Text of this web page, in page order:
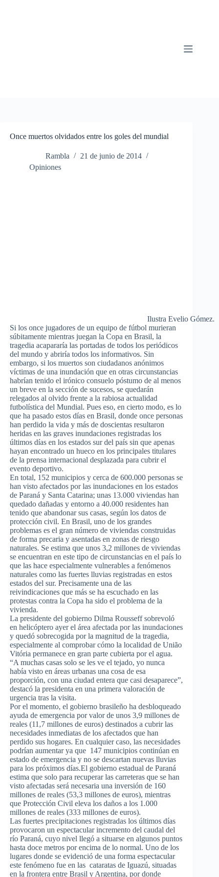
Once muertos olvidados entre los goles del mundial
Rambla
21 de junio de 2014
Opiniones
Ilustra Evelio Gómez.
Si los once jugadores de un equipo de fútbol murieran
súbitamente mientras juegan la Copa en Brasil, la
tragedia acapararía las portadas de todos los periódicos
del mundo y abriría todos los informativos. Sin
embargo, si los muertos son ciudadanos anónimos
víctimas de una inundación que en otras circunstancias
habrían tenido el irónico consuelo póstumo de al menos
un breve en la sección de sucesos, se quedarán
relegados al olvido frente a la rabiosa actualidad
futbolística del Mundial. Pues eso, en cierto modo, es lo
que ha pasado estos días en Brasil, donde once personas
han perdido la vida y más de doscientas resultaron
heridas en las graves inundaciones registradas los
últimos días en los estados sur del país sin que apenas
hayan encontrado un hueco en los principales titulares
de la prensa internacional desplazada para cubrir el
evento deportivo.
En total, 152 municipios y cerca de 600.000 personas se
han visto afectados por las inundaciones en los estados
de Paraná y Santa Catarina; unas 13.000 viviendas han
quedado dañadas y entorno a 40.000 residentes han
tenido que abandonar sus casas, según los datos de
protección civil. En Brasil, uno de los grandes
problemas es el gran número de viviendas construidas
de forma precaria y asentadas en zonas de riesgo
naturales. Se estima que unos 3,2 millones de viviendas
se encuentran en este tipo de circunstancias en el país lo
que las hace especialmente vulnerables a fenómenos
naturales como las fuertes lluvias registradas en estos
estados del sur. Precisamente una de las
reivindicaciones que más se ha escuchado en las
protestas contra la Copa ha sido el problema de la
vivienda.
La presidente del gobierno Dilma Rousseff sobrevoló
en helicóptero ayer el área afectada por las inundaciones
y quedó sobrecogida por la magnitud de la tragedia,
especialmente al comprobar cómo la localidad de União
Vitória permanece en gran parte cubierta por el agua.
“A muchas casas solo se les ve el tejado, yo nunca
había visto en áreas urbanas una cosa de esa
proporción, con una ciudad entera que casi desaparece”,
destacó la presidenta en una primera valoración de
urgencia tras la visita.
Por el momento, el gobierno brasileño ha desbloqueado
ayuda de emergencia por valor de unos 3,9 millones de
reales (11,7 millones de euros) destinados a cubrir las
necesidades inmediatas de los afectados que han
perdido sus hogares. En cualquier caso, las necesidades
podrían aumentar ya que 147 municipios continúan en
estado de emergencia y no se descartan nuevas lluvias
para los próximos días.El gobierno estadual de Paraná
estima que solo para recuperar las carreteras que se han
visto afectadas será necesaria una inversión de 160
millones de reales (53,3 millones de euros), mientras
que Protección Civil eleva los daños a los 1.000
millones de reales (333 millones de euros).
Las fuertes precipitaciones registradas los últimos días
provocaron un espectacular incremento del caudal del
río Paraná, cuyo nivel llegó a situarse en algunos puntos
hasta doce metros por encima de lo normal. Uno de los
lugares donde se evidenció de una forma espectacular
este fenómeno fue en las cataratas de Iguazú, situadas
en la frontera entre Brasil y Argentina, por donde